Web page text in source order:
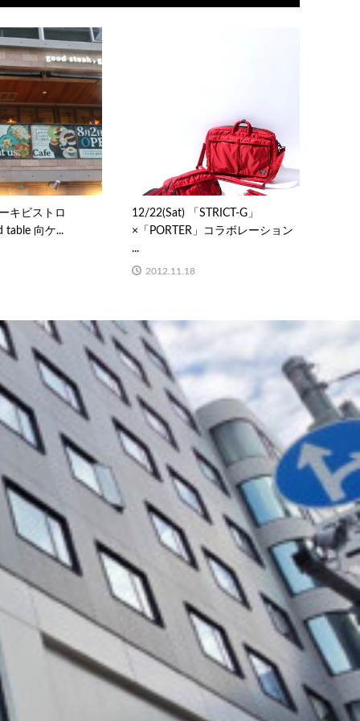
キビストロ
table 向ケ...
12/22(Sat) 「STRICT-G」
×「PORTER」コラボレーション
...
2012.11.18